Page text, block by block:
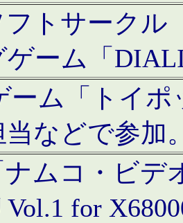
フトサークル
ゲーム「
ーム「トイ
当などで参加
ムコ・ビデ
for